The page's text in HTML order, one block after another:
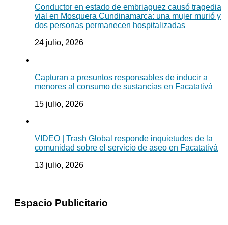
Conductor en estado de embriaguez causó tragedia
vial en Mosquera Cundinamarca: una mujer murió y
dos personas permanecen hospitalizadas
24 julio, 2026
Capturan a presuntos responsables de inducir a
menores al consumo de sustancias en Facatativá
15 julio, 2026
VIDEO | Trash Global responde inquietudes de la
comunidad sobre el servicio de aseo en Facatativá
13 julio, 2026
Espacio Publicitario